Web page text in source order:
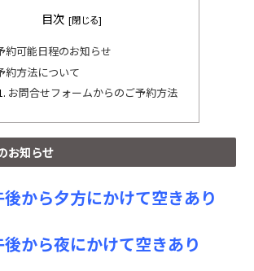
目次
約可能日程のお知らせ
約方法について
お問合せフォームからのご予約方法
お知らせ
後から夕方にかけて空きあり
後から夜にかけて空きあり